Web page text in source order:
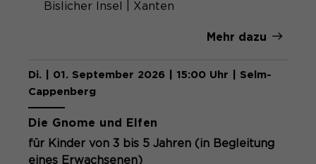
Bislicher Insel | Xanten
Mehr dazu
Di. | 01. September 2026 | 15:00 Uhr | Selm-
Cappenberg
Die Gnome und Elfen
für Kinder von 3 bis 5 Jahren (in Begleitung
eines Erwachsenen)